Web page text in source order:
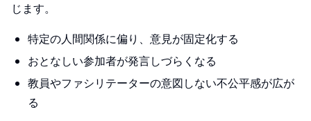
じます。
特定の人間関係に偏り、意見が固定化する
おとなしい参加者が発言しづらくなる
教員やファシリテーターの意図しない不公平感が広が
る